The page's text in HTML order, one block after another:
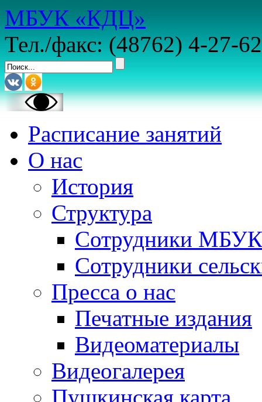
МБУК «КДЦ»
Тел./факс: (48762) 4-27-62
Расписание занятий
О нас
История
Структура
Сотрудники
Сотрудники
Пресса о нас
Печатные издания
Видеоматериалы
Видеогалерея